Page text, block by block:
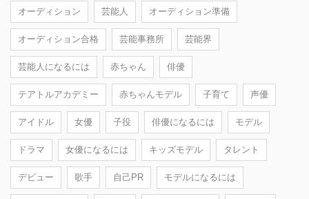
オーディション 芸能人 オーディション準備
オーディション合格 芸能事務所 芸能界
芸能人になるには 赤ちゃん 俳優
テアトルアカデミー 赤ちゃんモデル 子育て 声優
アイドル 女優 子役 俳優になるには モデル
ドラマ 女優になるには キッズモデル タレント
デビュー 歌手 自己PR モデルになるには